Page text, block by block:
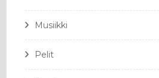
Musiikki
Pelit